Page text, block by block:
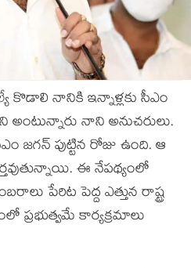
కొడాలి నానికి ఇన్నాళ్ల‌కు సీఎం
నాని అనుచ‌రులు.
జ‌గ‌న్ పుట్టిన రోజు ఉంది. ఆ
ఈ నేప‌థ్యంలో
పేరిట పెద్ద ఎత్తున రాష్ట్ర
ప్ర‌భుత్వ‌మే కార్య‌క్ర‌మాలు